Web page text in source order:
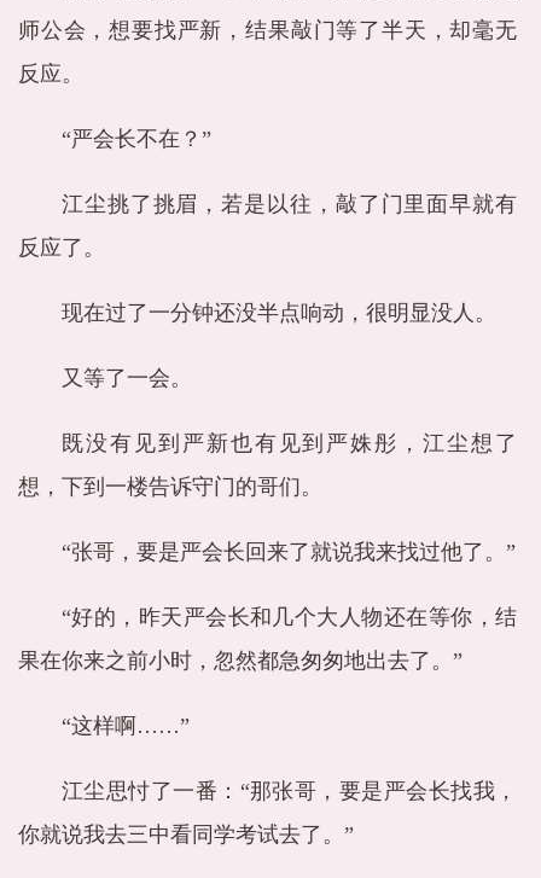
师公会，想要找严新，结果敲门等了半天，却毫无
反应。
“严会长不在？”
江尘挑了挑眉，若是以往，敲了门里面早就有
反应了。
现在过了一分钟还没半点响动，很明显没人。
又等了一会。
既没有见到严新也有见到严姝彤，江尘想了
想，下到一楼告诉守门的哥们。
“张哥，要是严会长回来了就说我来找过他了。”
“好的，昨天严会长和几个大人物还在等你，结
果在你来之前小时，忽然都急匆匆地出去了。”
“这样啊……”
江尘思忖了一番：“那张哥，要是严会长找我，
你就说我去三中看同学考试去了。”